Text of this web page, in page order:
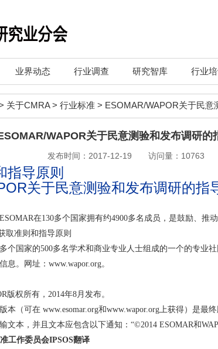
业界动态 行业调查 研究智库 行业培
关于CMRA> 行业标准 > ESOMAR/WAPOR关于民意
WAPOR关于民意测验和发布调研的
发布时间：2017-12-19 访问量：10763
指导原则
关于民意测验和发布调研的指
在130多个国家拥有约4900多名成员，是鼓励、推
取准则和指导原则
个国家的500多名学术和商业专业人士组成的一个的专业
息。网址：www.wapor.org。
版权所有，2014年8月发布。
本（可在 www.esomar.org和www.wapor.org上获得）是最
文本，并且文本应包含以下通知：“©2014 ESOMAR和
工作委员会IPSOS翻译